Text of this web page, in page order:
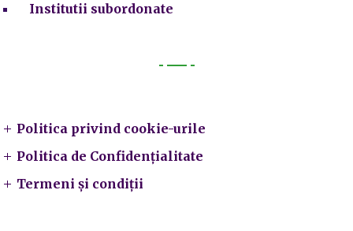
Institutii subordonate
Politica privind cookie-urile
Politica de Confidențialitate
Termeni și condiții